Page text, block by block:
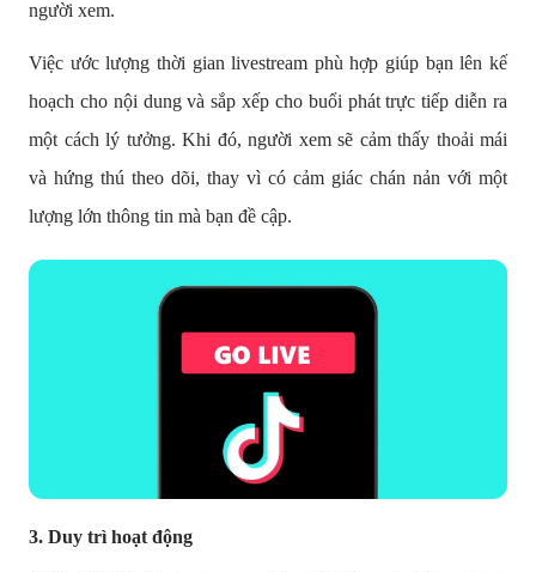
người xem.
Việc ước lượng thời gian livestream phù hợp giúp bạn lên kế
hoạch cho nội dung và sắp xếp cho buổi phát trực tiếp diễn ra
một cách lý tưởng. Khi đó, người xem sẽ cảm thấy thoải mái
và hứng thú theo dõi, thay vì có cảm giác chán nản với một
lượng lớn thông tin mà bạn đề cập.
3. Duy trì hoạt động